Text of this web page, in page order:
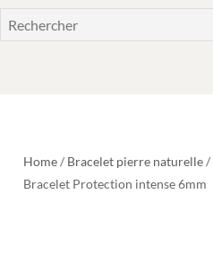
Home/ Bracelet pierre naturelle/
Bracelet Protection intense 6mm